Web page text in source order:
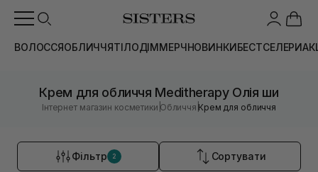
ВОЛОССЯОБЛИЧЧЯТІЛОДІММЕРЧНОВИНКИБЕСТСЕЛЕРИ
Крем для обличчя Meditherapy Олія ши
Інтернет магазин косметики |Обличчя |Крем для обличчя
Фільтр 2 Сортувати